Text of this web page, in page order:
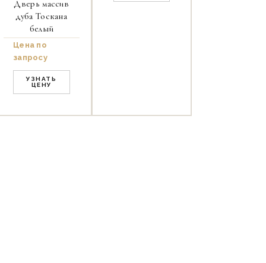
Дверь массив
дуба Тоскана
белый
Цена по
запросу
УЗНАТЬ
ЦЕНУ